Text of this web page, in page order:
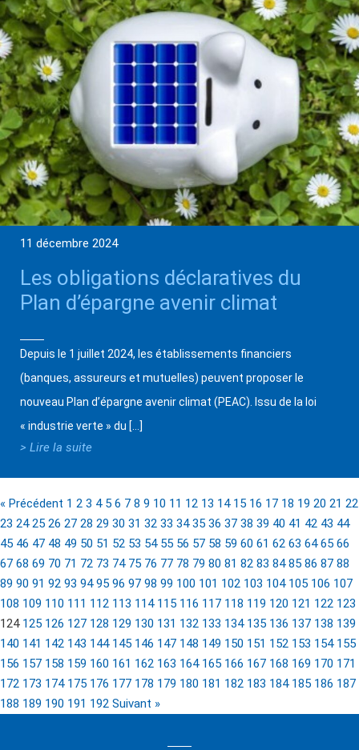
11 décembre 2024
Les obligations déclaratives du
Plan d’épargne avenir climat
Depuis le 1 juillet 2024, les établissements financiers
(banques, assureurs et mutuelles) peuvent proposer le
nouveau Plan d’épargne avenir climat (PEAC). Issu de la loi
« industrie verte » du […]
> Lire la suite
« Précédent 1 2 3 4 5 6 7 8 9 10 11 12 13 14 15 16 17 18 19 20 21 22
23 24 25 26 27 28 29 30 31 32 33 34 35 36 37 38 39 40 41 42 43 44
45 46 47 48 49 50 51 52 53 54 55 56 57 58 59 60 61 62 63 64 65 66
67 68 69 70 71 72 73 74 75 76 77 78 79 80 81 82 83 84 85 86 87 88
89 90 91 92 93 94 95 96 97 98 99 100 101 102 103 104 105 106 107
108 109 110 111 112 113 114 115 116 117 118 119 120 121 122 123
124 125 126 127 128 129 130 131 132 133 134 135 136 137 138 139
140 141 142 143 144 145 146 147 148 149 150 151 152 153 154 155
156 157 158 159 160 161 162 163 164 165 166 167 168 169 170 171
172 173 174 175 176 177 178 179 180 181 182 183 184 185 186 187
188 189 190 191 192 Suivant »